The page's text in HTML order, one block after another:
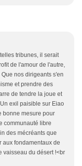
tribunes, il serait
de l'amour de l'autre,
nos dirigeants s'en
et prendre des
de tendre la joue et
exil paisible sur Eiao
bonne mesure pour
communauté libre
des mécréants que
aux fondamentaux de
vaisseau du désert !<br